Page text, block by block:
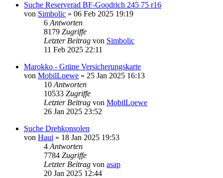
Suche Reserverad BF-Goodrich 245 75 r16
von Simbolic » 06 Feb 2025 19:19
6 Antworten
8179 Zugriffe
Letzter Beitrag von Simbolic
11 Feb 2025 22:11
Marokko - Grüne Versicherungskarte
von MobilLoewe » 25 Jan 2025 16:13
10 Antworten
10533 Zugriffe
Letzter Beitrag von MobilLoewe
26 Jan 2025 23:52
Suche Drehkonsolen
von Haui » 18 Jan 2025 19:53
4 Antworten
7784 Zugriffe
Letzter Beitrag von asap
20 Jan 2025 12:44